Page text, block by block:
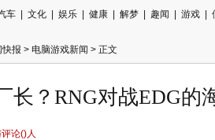
车 文化 娱乐 健康 解梦 趣闻 游戏
快报 > 电脑游戏新闻 > 正文
长？RNG对战EDG的
论()人